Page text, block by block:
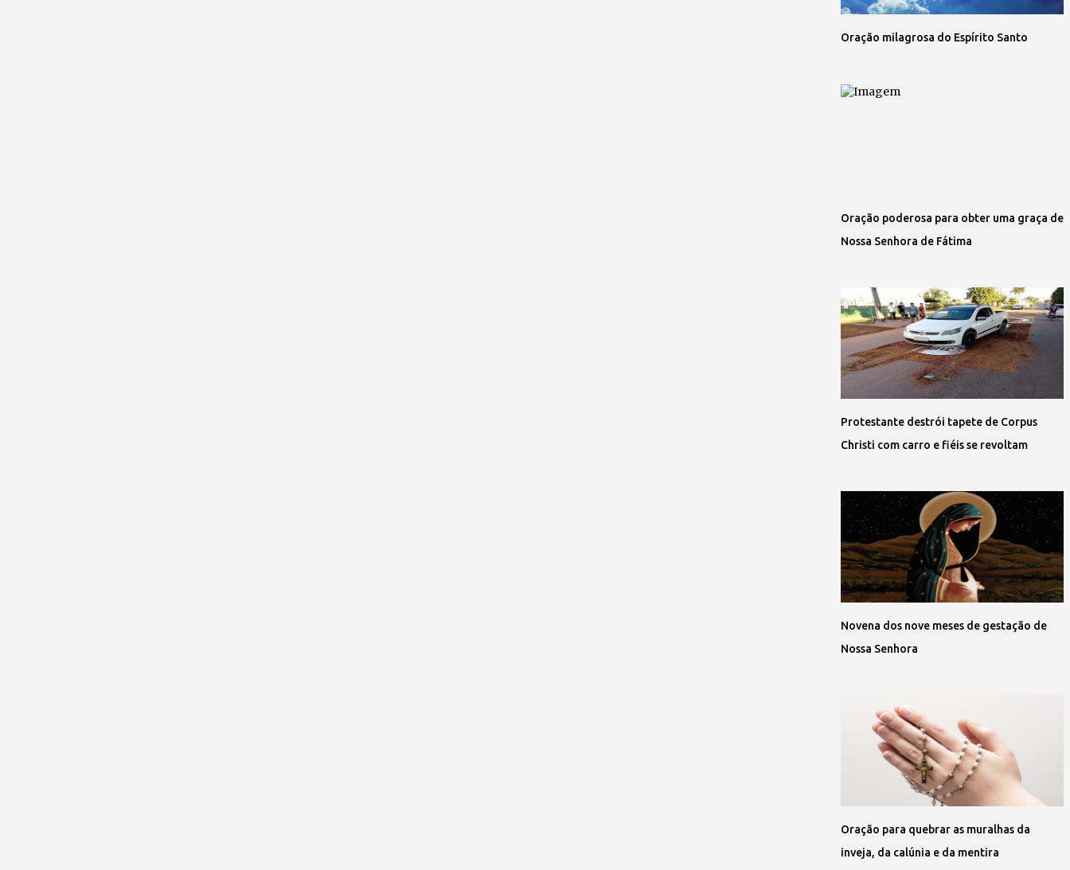
Oração milagrosa do Espírito Santo
Oração poderosa para obter uma graça de
Nossa Senhora de Fátima
Protestante destrói tapete de Corpus
Christi com carro e fiéis se revoltam
Novena dos nove meses de gestação de
Nossa Senhora
Oração para quebrar as muralhas da
inveja, da calúnia e da mentira